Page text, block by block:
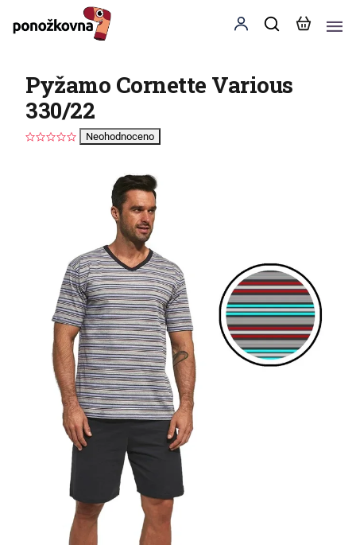
Pyžamo Cornette Various
330/22
Neohodnoceno